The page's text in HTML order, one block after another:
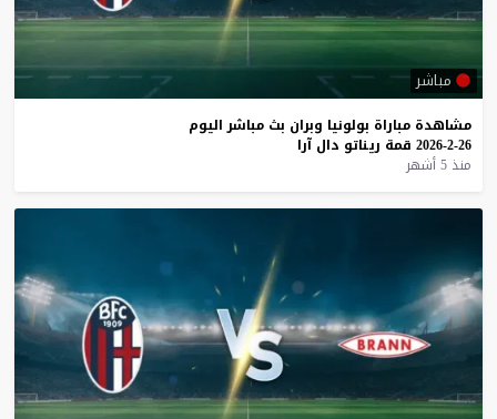
مباشر
مشاهدة مباراة بولونيا وبران بث مباشر اليوم
26-2-2026
قمة ريناتو دال آرا
منذ 5 أشهر